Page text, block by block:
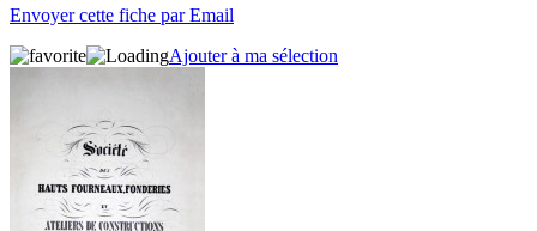
Envoyer cette fiche par Email
Ajouter à ma sélection